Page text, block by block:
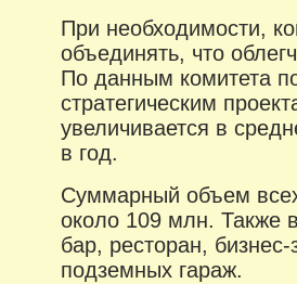
При необходимости,
объединять, что
По данным комитета
стратегическим
увеличивается в
в год.
Суммарный объем
около 109 млн. Также
бар, ресторан,
подземных гараж.